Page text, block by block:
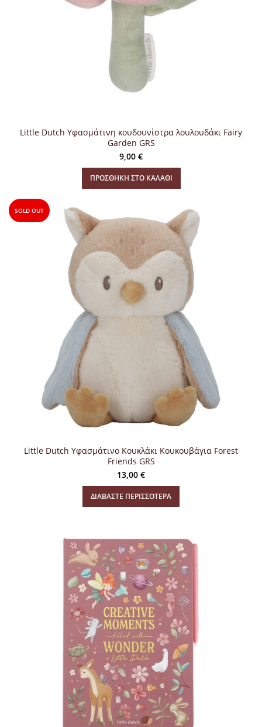
Little Dutch Υφασμάτινη κουδουνίστρα λουλουδάκι Fairy
Garden GRS
9,00 €
ΠΡΟΣΘΉΚΗ ΣΤΟ ΚΑΛΆΘΙ
SOLD OUT
Little Dutch Υφασμάτινο Κουκλάκι Κουκουβάγια Forest
Friends GRS
13,00 €
ΔΙΑΒΆΣΤΕ ΠΕΡΙΣΣΌΤΕΡΑ